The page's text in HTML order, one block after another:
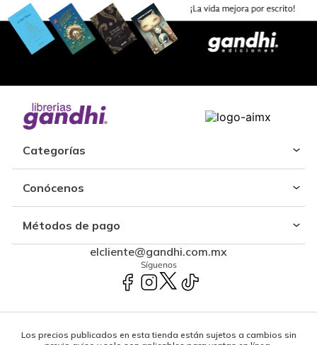
Categorías
Conócenos
Métodos de pago
elcliente@gandhi.com.mx
Síguenos
Los precios publicados en esta tienda están sujetos a cambios sin